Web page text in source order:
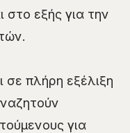
στο εξής για την
σε πλήρη εξέλιξη
για